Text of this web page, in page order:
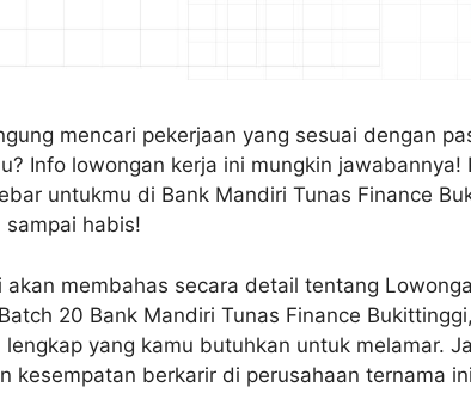
mencari pekerjaan yang sesuai dengan
Info lowongan kerja ini mungkin jawabannya!
untukmu di Bank Mandiri Tunas Finance
sampai habis!
akan membahas secara detail tentang
20 Bank Mandiri Tunas Finance
lengkap yang kamu butuhkan untuk melamar.
kesempatan berkarir di perusahaan ternama